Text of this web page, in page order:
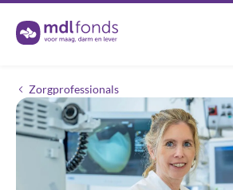
Terug naar de homepage
Zorgprofessionals
Open die paarse envelop en doe de test!